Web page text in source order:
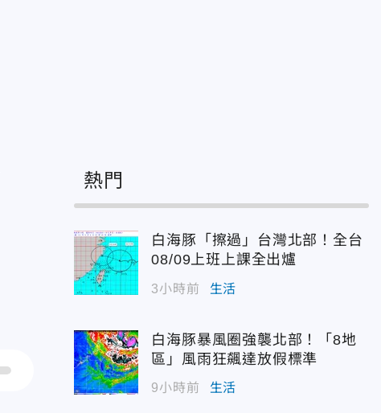
熱門
白海豚「擦過」台灣北部！全台
08/09上班上課全出爐
3小時前 生活
白海豚暴風圈強襲北部！「8地
區」風雨狂飆達放假標準
9小時前 生活